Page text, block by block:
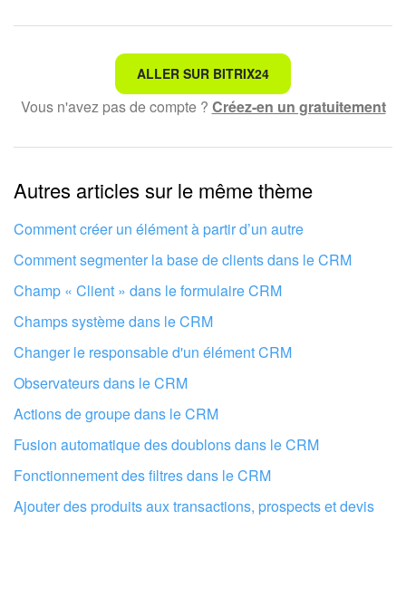
Ce n'est pas ce que je recherche
Texte compliqué et incompréhensible
Les informations sont obsolètes
Trop court, j'ai besoin de plus d'informations
Je n'aime pas comment cet outil fonctionne
ALLER SUR BITRIX24
Vous n'avez pas de compte ? Créez-en un gratuitement
Autres articles sur le même thème
Comment créer un élément à partir d’un autre
Comment segmenter la base de clients dans le CRM
Champ « Client » dans le formulaire CRM
Champs système dans le CRM
Changer le responsable d'un élément CRM
Observateurs dans le CRM
Actions de groupe dans le CRM
Fusion automatique des doublons dans le CRM
Fonctionnement des filtres dans le CRM
Ajouter des produits aux transactions, prospects et devis